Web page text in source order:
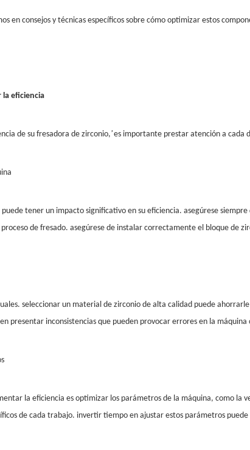
en consejos y técnicas específicos sobre cómo optimizar estos
la eficiencia
de su fresadora de zirconio,’es importante prestar atención a cada
tener un impacto significativo en su eficiencia. asegúrese
de fresado. asegúrese de instalar correctamente el bloque de
seleccionar un material de zirconio de alta calidad puede
presentar inconsistencias que pueden provocar errores en la
la eficiencia es optimizar los parámetros de la máquina, como
de cada trabajo. invertir tiempo en ajustar estos parámetros